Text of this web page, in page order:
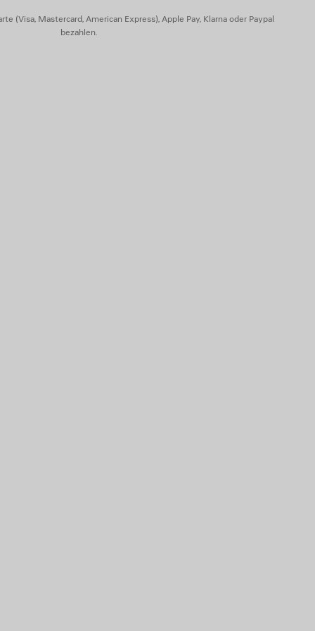
(Visa, Mastercard, American Express), Apple Pay, Klarna oder Paypal
bezahlen.